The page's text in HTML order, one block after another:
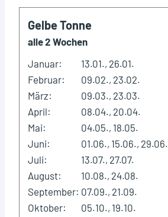
Gelbe Tonne
alle 2 Wochen
Januar:
13.01., 26.01.
Februar:
09.02., 23.02.
März:
09.03., 23.03.
April:
08.04., 20.04.
Mai:
04.05., 18.05.
Juni:
01.06., 15.06., 29.06.
Juli:
13.07., 27.07.
August:
10.08., 24.08.
September: 07.09., 21.09.
Oktober:
05.10., 19.10.